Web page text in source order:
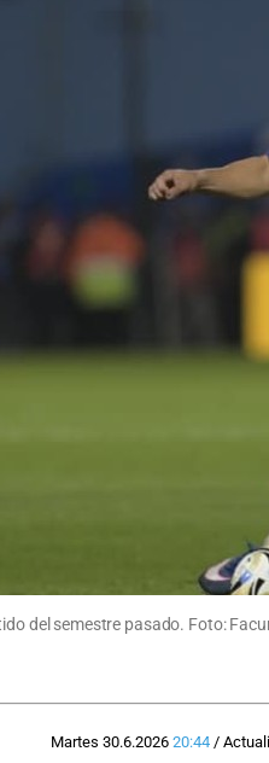
del semestre pasado. Foto:
Martes 30.6.2026 20:44/